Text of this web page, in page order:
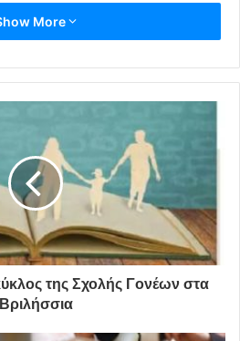
«ένα ακόμη έργο υποδομής που θα
προστασία της πόλης και θα βελτιώσει
της πήρε το δρόμο της υλοποίησης»
ο Δήμαρχος Αγ. Παρασκευής
More
της Σχολής Γονέων στα
Βριλήσσια